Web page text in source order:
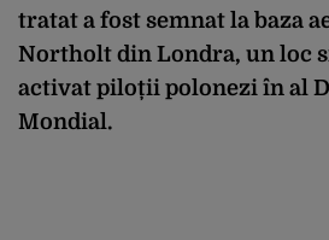
tratat a fost semnat la baza
Northolt din Londra, un loc
activat piloții polonezi în al
Mondial.